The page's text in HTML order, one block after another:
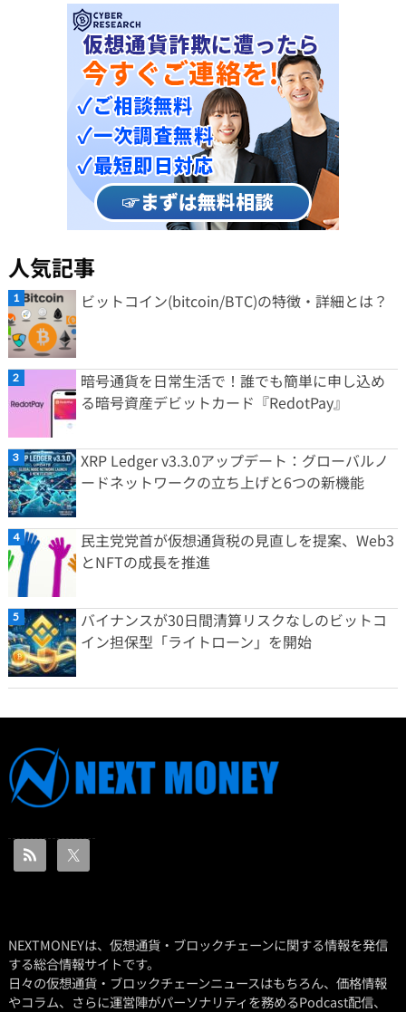
人気記事
ビットコイン(bitcoin/BTC)の特徴・詳細とは？
暗号通貨を日常生活で！誰でも簡単に申し込め
る暗号資産デビットカード『RedotPay』
XRP Ledger v3.3.0アップデート：グローバルノ
ードネットワークの立ち上げと6つの新機能
民主党党首が仮想通貨税の見直しを提案、Web3
とNFTの成長を推進
バイナンスが30日間清算リスクなしのビットコ
イン担保型「ライトローン」を開始
NEXTMONEYは、仮想通貨・ブロックチェーンに関する情報を発信
する総合情報サイトです。
日々の仮想通貨・ブロックチェーンニュースはもちろん、価格情報
やコラム、さらに運営陣がパーソナリティを務めるPodcast配信、